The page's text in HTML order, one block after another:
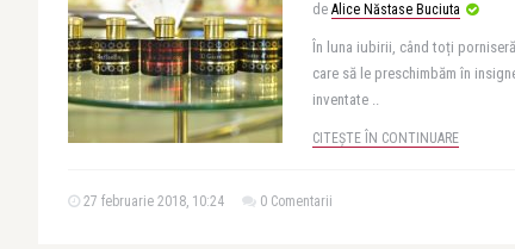
de Alice Năstase Buciuta
În luna iubirii, când toți
care să le preschimbăm în
inventate ..
CITEȘTE ÎN CONTINUARE
27 februarie 2018, 10:24 0 Comentarii